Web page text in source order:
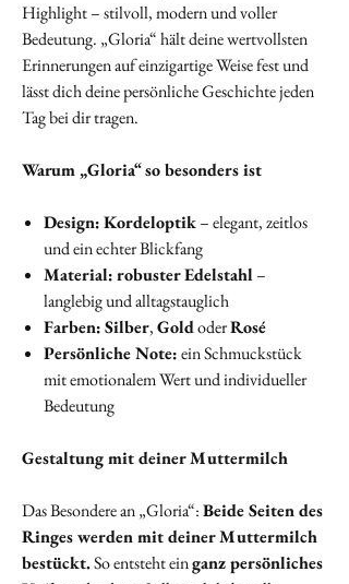
Highlight – stilvoll, modern und voller
Bedeutung. „Gloria“ hält deine wertvollsten
Erinnerungen auf einzigartige Weise fest und
lässt dich deine persönliche Geschichte jeden
Tag bei dir tragen.
Warum „Gloria“ so besonders ist
Design:Kordeloptik– elegant, zeitlos
und ein echter Blickfang
Material:robuster Edelstahl–
langlebig und alltagstauglich
Farben:Silber,GoldoderRosé
Persönliche Note:ein Schmuckstück
mit emotionalem Wert und individueller
Bedeutung
Gestaltung mit deiner Muttermilch
Das Besondere an „Gloria“:Beide Seiten des
Ringes werden mit deiner Muttermilch
bestückt.So entsteht einganz persönliches